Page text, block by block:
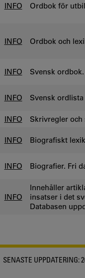
INFO Ordbok för
INFO Ordbok och
INFO Svensk ordbok.
INFO Svensk ordlista
INFO
Skrivregler och
INFO Biografiskt
INFO Biografier. Fri
INFO
Innehåller
insatser i det
Databasen
SENASTE UPPDATERING: